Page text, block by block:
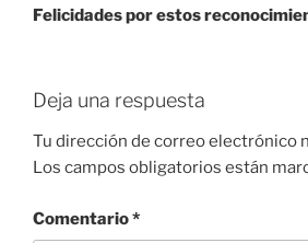
Felicidades por estos
Deja una respuesta
Tu dirección de correo electrónico
Los campos obligatorios están
Comentario*